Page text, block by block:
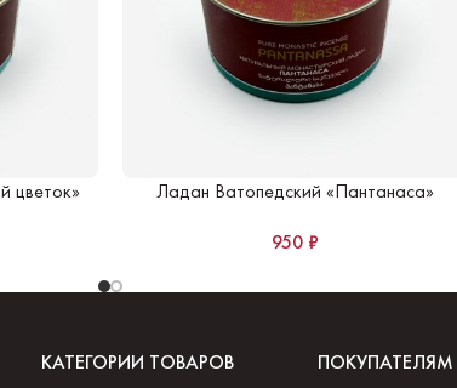
цветок»
Ладан Ватопедский «Пантанаса»
950 ₽
КАТЕГОРИИ ТОВАРОВ ПОКУПАТЕЛЯМ